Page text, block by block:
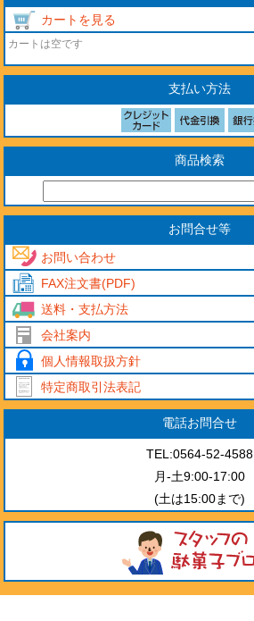
カートを見る
カートは空です
支払い方法
商品検索
お問合せ等
お問い合わせ
FAX注文書(PDF)
送料・支払方法
会社案内
個人情報取扱方針
特定商取引法表記
電話お問合せ
TEL:0564-52-4588
月-土9:00-17:00
(土は15:00まで)